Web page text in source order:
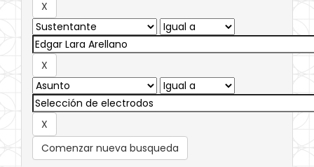
Comenzar nueva busqueda